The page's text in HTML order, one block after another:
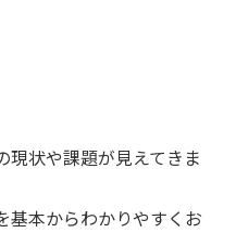
現状や課題が見えてきま
基本からわかりやすくお